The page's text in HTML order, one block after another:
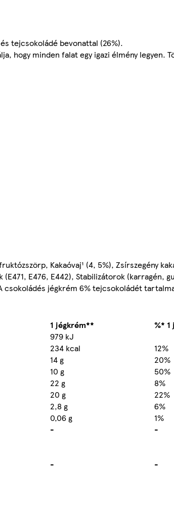
tejcsokoládé bevonattal (26%).
hogy minden falat egy igazi élmény legyen.
Kakaóvaj¹ (4, 5%), Zsírszegény
(E471, E476, E442), Stabilizátorok (karragén,
jégkrém 6% tejcsokoládét
1 jégkrém**
%*
979 kJ
234 kcal
12%
14 g
20%
10 g
50%
22 g
8%
20 g
22%
2,8 g
6%
0,06 g
1%
- -
- -